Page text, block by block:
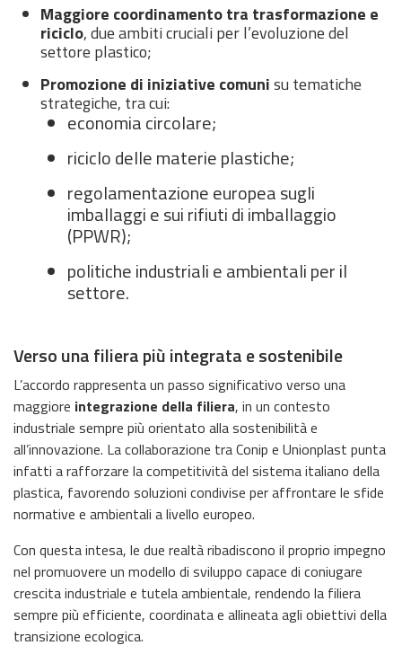
Maggiore coordinamento tra trasformazione e
riciclo, due ambiti cruciali per l’evoluzione del
settore plastico;
Promozione di iniziative comunisu tematiche
strategiche, tra cui:
economia circolare;
riciclo delle materie plastiche;
regolamentazione europea sugli
imballaggi e sui rifiuti di imballaggio
(PPWR);
politiche industriali e ambientali per il
settore.
Verso una filiera più integrata e sostenibile
L’accordo rappresenta un passo significativo verso una
maggiore integrazione della filiera, in un contesto
industriale sempre più orientato alla sostenibilità e
all’innovazione. La collaborazione tra Conip e Unionplast punta
infatti a rafforzare la competitività del sistema italiano della
plastica, favorendo soluzioni condivise per affrontare le sfide
normative e ambientali a livello europeo.
Con questa intesa, le due realtà ribadiscono il proprio impegno
nel promuovere un modello di sviluppo capace di coniugare
crescita industriale e tutela ambientale, rendendo la filiera
sempre più efficiente, coordinata e allineata agli obiettivi della
transizione ecologica.